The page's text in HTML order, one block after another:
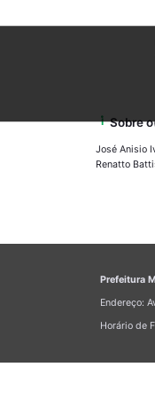
info_iSobre
José Anisio
Renatto
Prefeitura
Endereço:
Horário de